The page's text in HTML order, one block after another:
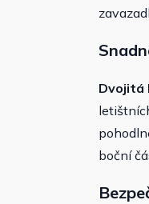
Dvojitá
boční